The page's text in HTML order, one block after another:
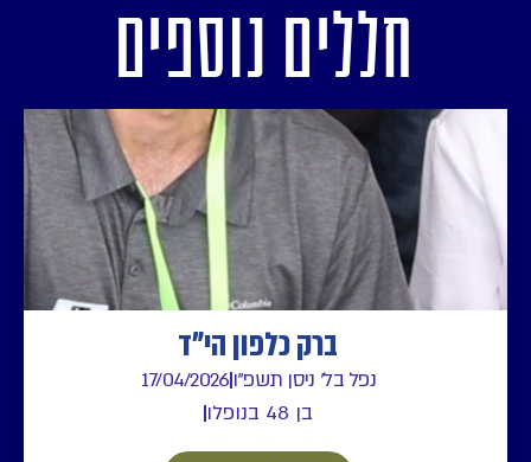
חללים נוספים
ברק כלפון הי"ד
נפל בל' ניסן תשפ"ו17/04/2026